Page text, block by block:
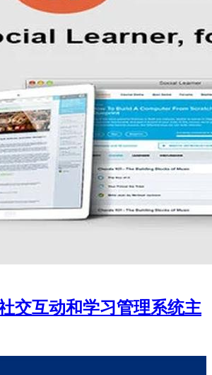
交互动和学习管理系统主